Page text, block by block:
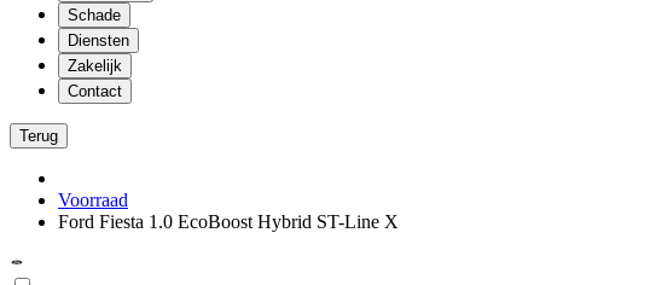
Schade
Diensten
Zakelijk
Contact
Terug
Voorraad
Ford Fiesta 1.0 EcoBoost Hybrid ST-Line X